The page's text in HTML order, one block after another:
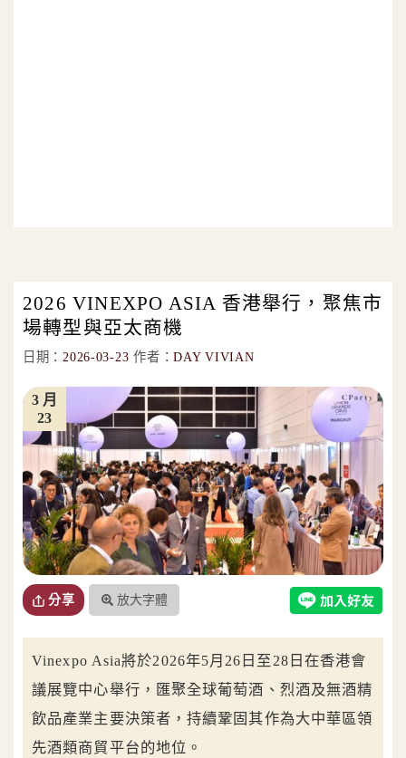
2026 VINEXPO ASIA 香港舉行，聚焦市
場轉型與亞太商機
日期： 2026-03-23 作者：DAY VIVIAN
23
3 月
分享 放大字體
Vinexpo Asia將於2026年5月26日至28日在香港會
議展覽中心舉行，匯聚全球葡萄酒、烈酒及無酒精
飲品產業主要決策者，持續鞏固其作為大中華區領
先酒類商貿平台的地位。